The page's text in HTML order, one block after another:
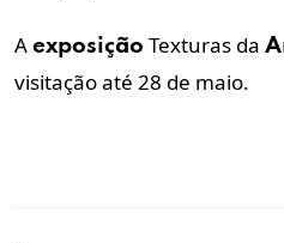
A exposição Texturas da
visitaçãoaté 28 de maio.